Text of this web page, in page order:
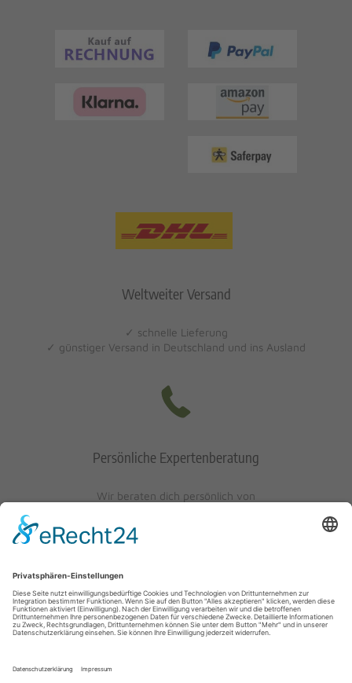
Weltweiter Versand
✓ schnelle Lieferung
✓ günstiger Versand in Deutschland und ins Ausland
Persönliche Expertenberatung
Wir beraten dich persönlich von
0621/405401-10